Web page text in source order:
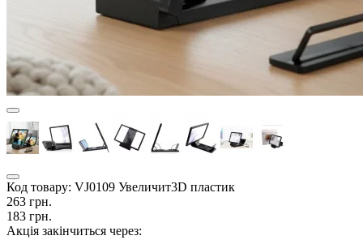
Код товару: VJ0109 Увеличит3D пластик
263 грн.
183 грн.
Акція закінчиться через: